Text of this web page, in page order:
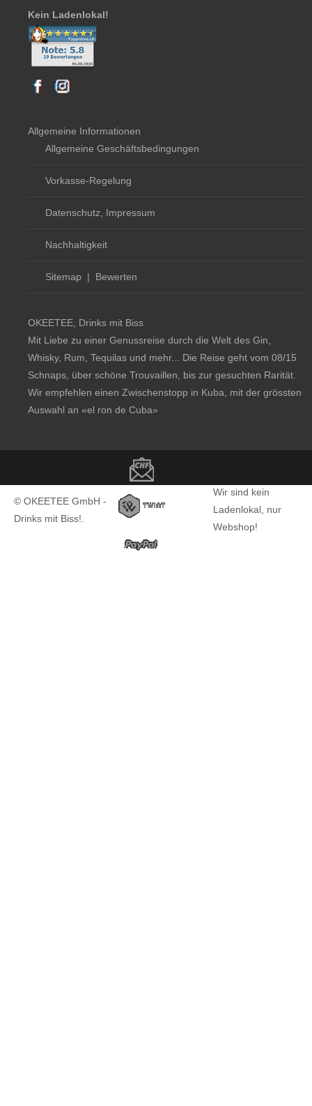
© OKEETEE GmbH -
Drinks mit Biss!.
Wir sind kein
Ladenlokal, nur
Webshop!
Kein Ladenlokal!
Allgemeine Informationen
Allgemeine Geschäftsbedingungen
Vorkasse-Regelung
Datenschutz, Impressum
Nachhaltigkeit
Sitemap | Bewerten
OKEETEE, Drinks mit Biss
Mit Liebe zu einer Genussreise durch die Welt des Gin,
Whisky, Rum, Tequilas und mehr... Die Reise geht vom 08/15
Schnaps, über schöne Trouvaillen, bis zur gesuchten Rarität.
Wir empfehlen einen Zwischenstopp in Kuba, mit der grössten
Auswahl an «el ron de Cuba»